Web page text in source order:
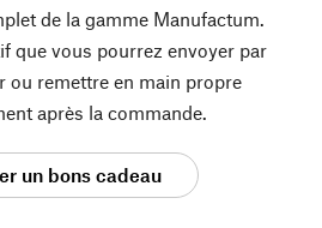
de la gamme Manufactum.
que vous pourrez envoyer par
ou remettre en main propre
après la commande.
un bons cadeau